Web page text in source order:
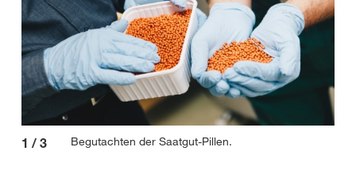
1 / 3 Begutachten der Saatgut-Pillen.